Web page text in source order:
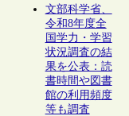
文部科学省、
令和8年度全
国学力・学習
状況調査の結
果を公表：読
書時間や図書
館の利用頻度
等も調査